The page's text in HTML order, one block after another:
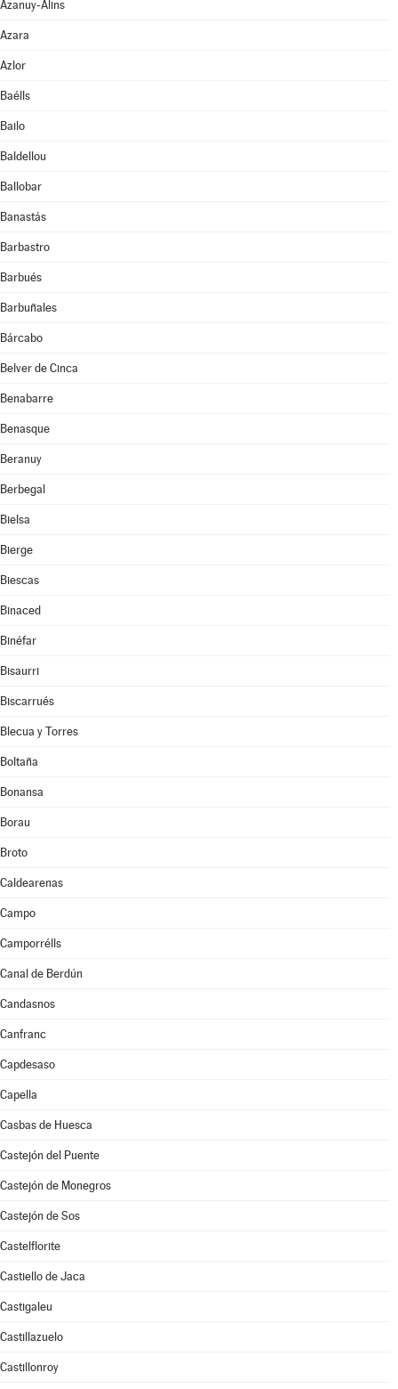
Azanuy-Alins
Azara
Azlor
Baélls
Bailo
Baldellou
Ballobar
Banastás
Barbastro
Barbués
Barbuñales
Bárcabo
Belver de Cinca
Benabarre
Benasque
Beranuy
Berbegal
Bielsa
Bierge
Biescas
Binaced
Binéfar
Bisaurri
Biscarrués
Blecua y Torres
Boltaña
Bonansa
Borau
Broto
Caldearenas
Campo
Camporrélls
Canal de Berdún
Candasnos
Canfranc
Capdesaso
Capella
Casbas de Huesca
Castejón del Puente
Castejón de Monegros
Castejón de Sos
Castelflorite
Castiello de Jaca
Castigaleu
Castillazuelo
Castillonroy